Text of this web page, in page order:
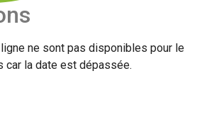
ne sont pas disponibles pour le
car la date est dépassée.